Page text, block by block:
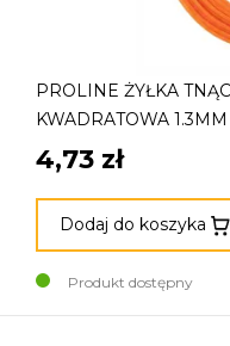
PROLINE ŻYŁKA
KWADRATOWA 1.3MM
4,73 zł
Dodaj do koszyka
Produkt dostępny